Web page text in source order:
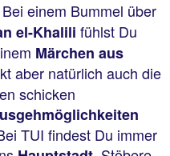
einem Bummel über
el-Khalili fühlst Du
Märchen aus
aber natürlich auch die
schicken
TUI findest Du immer